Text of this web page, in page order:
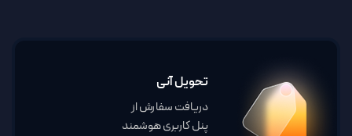
تحویل آنی
دریافت سفارش از
پنل کاربری هوشمند